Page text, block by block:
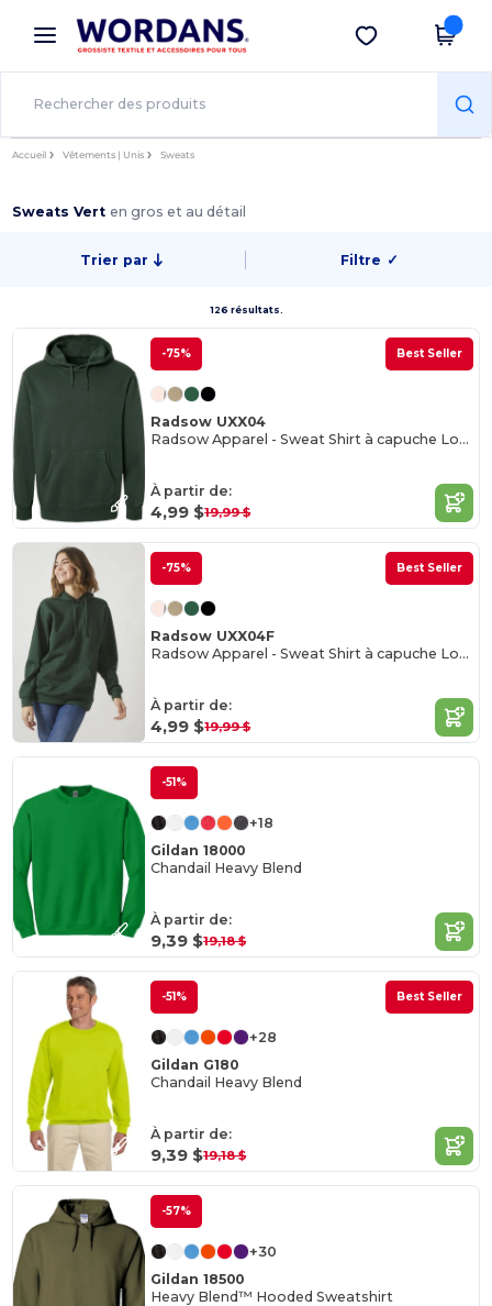
× Appli Wordans
Meilleurs prix sur l’app !
Obtenir l'appli
Accueil Vêtements | Unis Sweats
Sweats Verten gros et au détail
Trier par Filtre ✓
126 résultats.
-75% Best Seller
Radsow UXX04
Radsow Apparel - Sweat Shirt à capuche London pour hommes
À partir de:
4,99 $19,99 $
-75% Best Seller
Radsow UXX04F
Radsow Apparel - Sweat Shirt à capuche London pour femmes
À partir de:
4,99 $19,99 $
-51%
+18
Gildan 18000
Chandail Heavy Blend
À partir de:
9,39 $19,18 $
-51% Best Seller
+28
Gildan G180
Chandail Heavy Blend
À partir de:
9,39 $19,18 $
-57%
+30
Gildan 18500
Heavy Blend™ Hooded Sweatshirt